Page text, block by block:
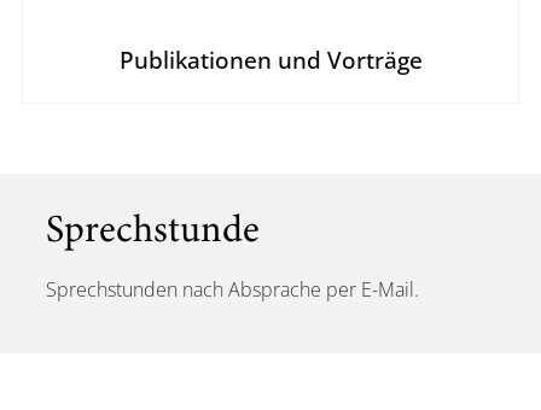
Publikationen und Vorträge
Sprechstunde
Sprechstunden nach Absprache per E-Mail.